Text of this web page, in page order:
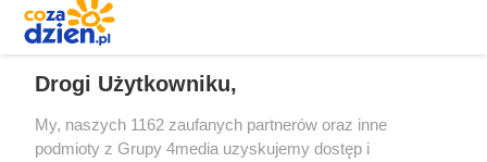
Drogi Użytkowniku,
My, naszych 1162 zaufanych partnerów oraz inne
podmioty z Grupy 4media uzyskujemy dostęp i